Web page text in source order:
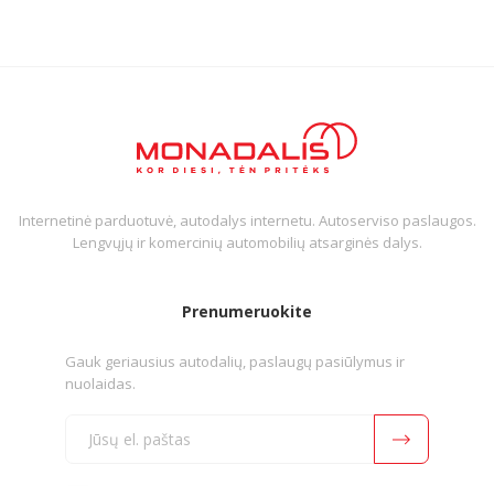
Internetinė parduotuvė, autodalys internetu. Autoserviso paslaugos.
Lengvųjų ir komercinių automobilių atsarginės dalys.
Prenumeruokite
Gauk geriausius autodalių, paslaugų pasiūlymus ir
nuolaidas.